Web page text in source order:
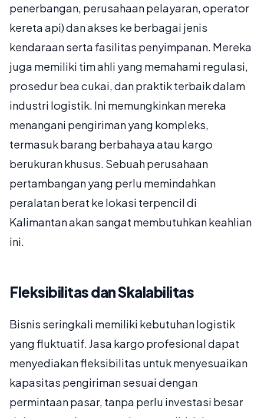
penerbangan, perusahaan pelayaran, operator
kereta api) dan akses ke berbagai jenis
kendaraan serta fasilitas penyimpanan. Mereka
juga memiliki tim ahli yang memahami regulasi,
prosedur bea cukai, dan praktik terbaik dalam
industri logistik. Ini memungkinkan mereka
menangani pengiriman yang kompleks,
termasuk barang berbahaya atau kargo
berukuran khusus. Sebuah perusahaan
pertambangan yang perlu memindahkan
peralatan berat ke lokasi terpencil di
Kalimantan akan sangat membutuhkan keahlian
ini.
Fleksibilitas dan Skalabilitas
Bisnis seringkali memiliki kebutuhan logistik
yang fluktuatif. Jasa kargo profesional dapat
menyediakan fleksibilitas untuk menyesuaikan
kapasitas pengiriman sesuai dengan
permintaan pasar, tanpa perlu investasi besar